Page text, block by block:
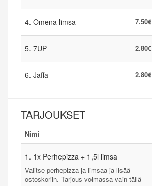
4. Omena limsa 7.50€
5. 7UP 2.80€
6. Jaffa 2.80€
TARJOUKSET
Nimi
1. 1x Perhepizza + 1,5l limsa
Valitse perhepizza ja limsaa ja lisää
ostoskoriin. Tarjous voimassa vain tällä